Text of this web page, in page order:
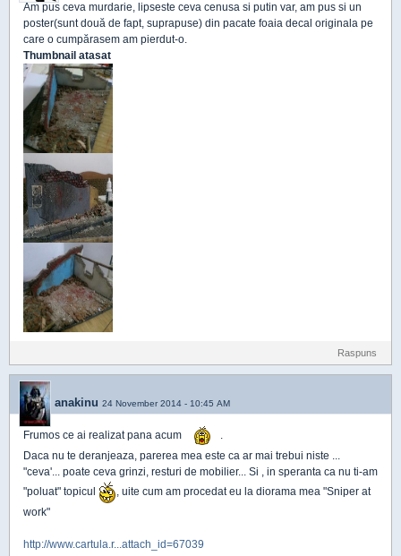
Am pus ceva murdarie, lipseste ceva cenusa si putin var, am pus si un
poster(sunt două de fapt, suprapuse) din pacate foaia decal originala pe
care o cumpărasem am pierdut-o.
Thumbnail atasat
Raspuns
anakinu 24 November 2014 - 10:45 AM
Frumos ce ai realizat pana acum
Daca nu te deranjeaza, parerea mea este ca ar mai trebui niste ...
"ceva'... poate ceva grinzi, resturi de mobilier... Si , in speranta ca nu ti-am
"poluat" topicul
, uite cum am procedat eu la diorama mea "Sniper at
work"
http://www.cartula.r...attach_id=67039